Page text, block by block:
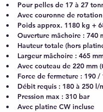
Pour pelles de 17 à 27
Avec couronne de rotation
Poids approx. 1180 kg +
Ouverture mâchoire : 740
Hauteur totale (hors
Largeur mâchoire : 465
Avec couteau de 220 mm
Force de fermeture : 190 /
Débit requis : 180 à 250 l/
Pression max : 310 bar
Avec platine CW incluse